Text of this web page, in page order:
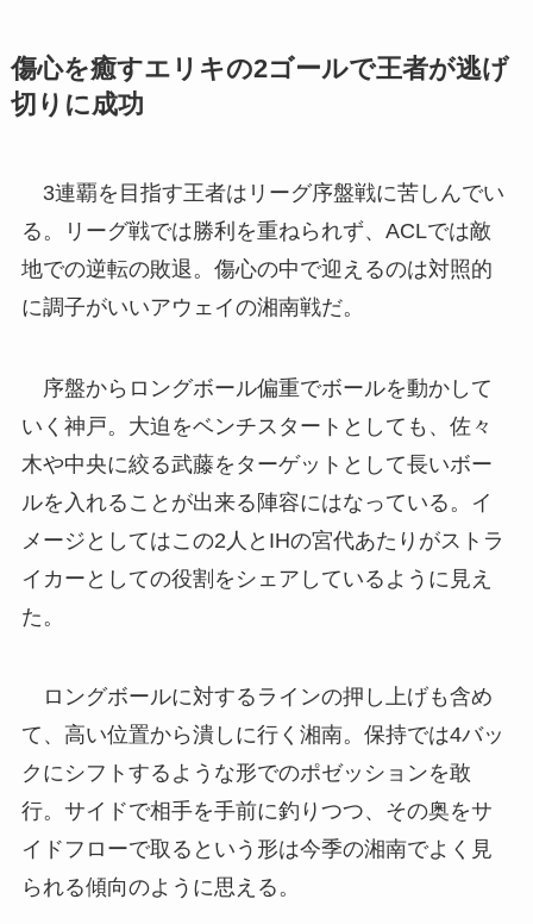
傷心を癒すエリキの2ゴールで王者が逃げ
切りに成功
3連覇を目指す王者はリーグ序盤戦に苦しんでい
る。リーグ戦では勝利を重ねられず、ACLでは敵
地での逆転の敗退。傷心の中で迎えるのは対照的
に調子がいいアウェイの湘南戦だ。
序盤からロングボール偏重でボールを動かして
いく神戸。大迫をベンチスタートとしても、佐々
木や中央に絞る武藤をターゲットとして長いボー
ルを入れることが出来る陣容にはなっている。イ
メージとしてはこの2人とIHの宮代あたりがストラ
イカーとしての役割をシェアしているように見え
た。
ロングボールに対するラインの押し上げも含め
て、高い位置から潰しに行く湘南。保持では4バッ
クにシフトするような形でのポゼッションを敢
行。サイドで相手を手前に釣りつつ、その奥をサ
イドフローで取るという形は今季の湘南でよく見
られる傾向のように思える。